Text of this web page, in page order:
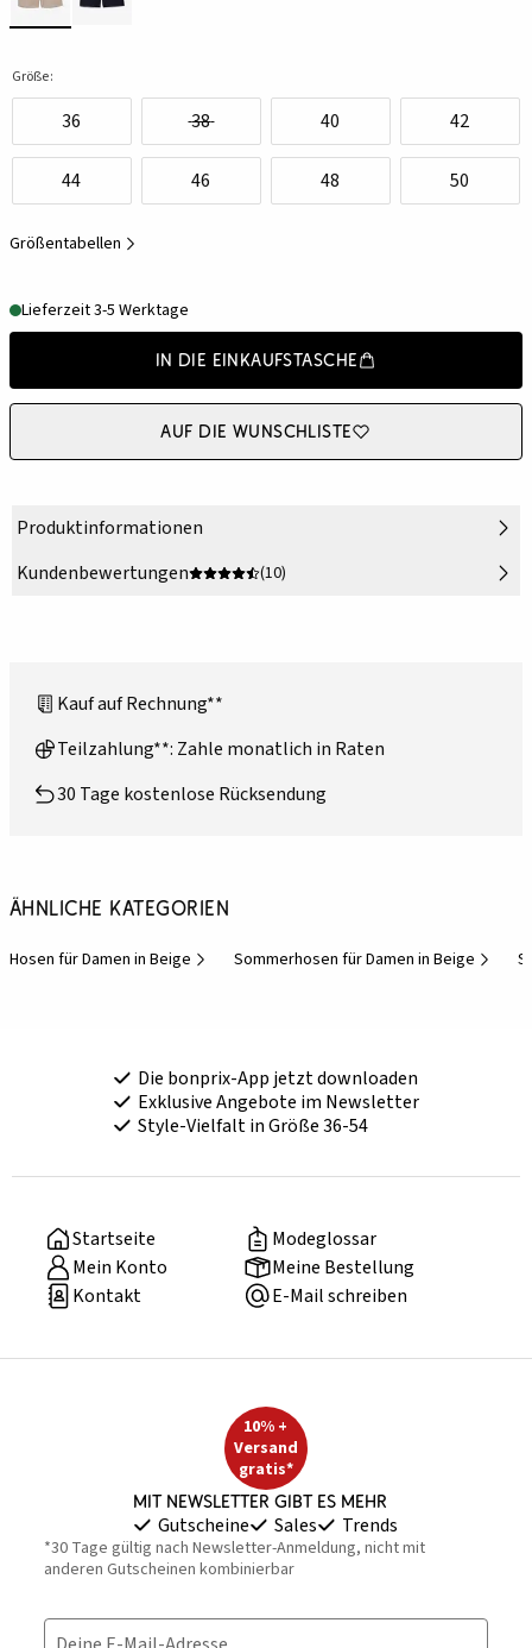
Größe:
36 38 40 42
44 46 48 50
Größentabellen
Lieferzeit 3-5 Werktage
In die Einkaufstasche
Auf die Wunschliste
Produktinformationen
Kundenbewertungen
(10)
Kauf auf Rechnung**
Teilzahlung**: Zahle monatlich in Raten
30 Tage kostenlose Rücksendung
Ähnliche Kategorien
Hosen für Damen in Beige Sommerhosen für Damen in Beige
Die bonprix-App jetzt downloaden
Exklusive Angebote im Newsletter
Style-Vielfalt in Größe 36-54
Startseite
Modeglossar
Mein Konto
Meine Bestellung
Kontakt
E-Mail schreiben
10% +
Versand
gratis*
Mit Newsletter gibt es mehr
Gutscheine Sales Trends
*30 Tage gültig nach Newsletter-Anmeldung, nicht mit
anderen Gutscheinen kombinierbar